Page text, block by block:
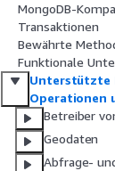
MongoDB-
Transaktionen
Bewährte
Funktionale
Unterstützte
Operationen
Betreiber
Geodaten
Abfrage-